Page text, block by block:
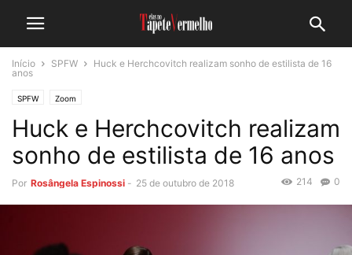
Início SPFW
Huck e Herchcovitch realizam sonho de estilista de 16
anos
SPFW Zoom
Huck e Herchcovitch realizam
sonho de estilista de 16 anos
Por Rosângela Espinossi - 25 de outubro de 2018 0
214